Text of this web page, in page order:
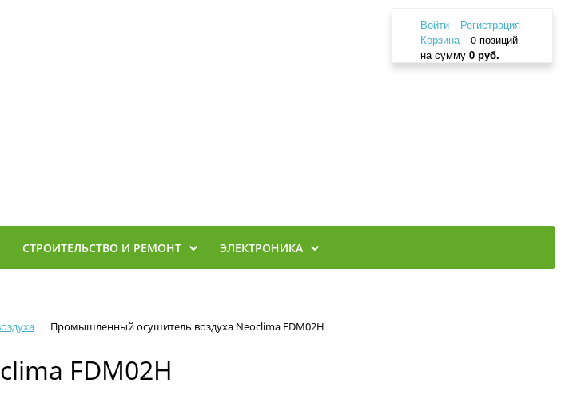
Войти
Регистрация
Корзина
0 позиций
на сумму 0 руб.
СТРОИТЕЛЬСТВО И РЕМОНТ ЭЛЕКТРОНИКА
Промышленный осушитель воздуха Neoclima FDM02H
FDM02H